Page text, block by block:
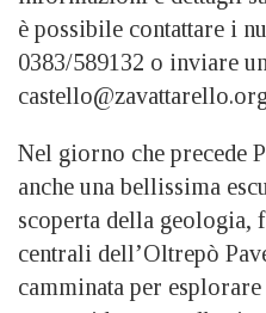
è possibile contattare i
0383/589132 o inviare
Nel giorno che precede
anche una bellissima
scoperta della
centrali dell’Oltrepò
camminata per